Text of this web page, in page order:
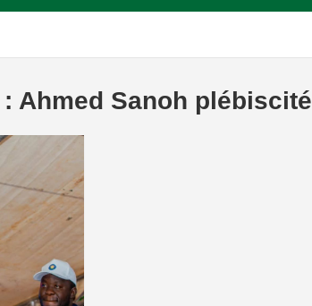
Ahmed Sanoh plébiscité